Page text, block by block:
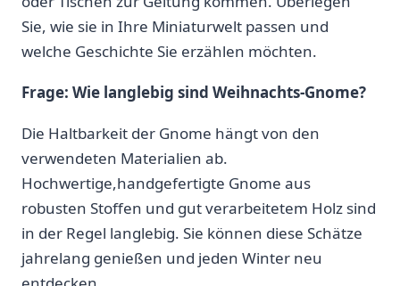
Sie, wie sie in Ihre Miniaturwelt passen und
welche Geschichte Sie ⁤erzählen möchten.
Frage: ‍Wie langlebig sind Weihnachts-Gnome?
Die ‌Haltbarkeit der Gnome hängt von den
verwendeten Materialien ab.
Hochwertige,handgefertigte Gnome aus
‌robusten Stoffen und gut verarbeitetem⁢ Holz⁣ sind
in der⁤ Regel‍ langlebig.‍ Sie können ⁤diese Schätze
jahrelang genießen und jeden Winter ⁤neu